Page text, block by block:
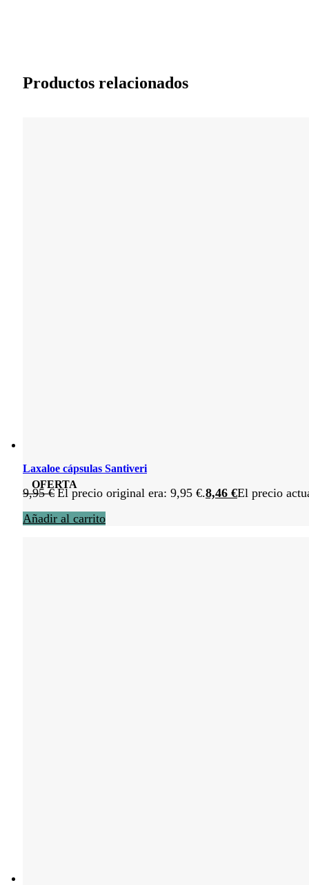
Productos relacionados
OFERTA
Laxaloe cápsulas Santiveri
9,95€ El precio original era: 9,95 €.8,46 €El precio
Añadir al carrito